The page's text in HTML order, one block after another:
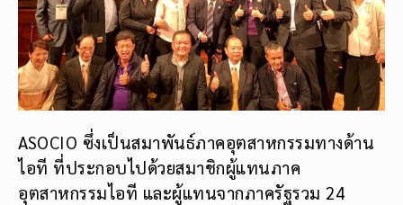
ASOCIO ซึ่งเป็นสมาพันธ์​ภาคอุตสาหกรรม​ทางด้าน
ไอที ที่ประกอบไปด้วยสมาชิกผู้แทนภาค
อุตสาหกรรมไอที และผู้แทนจากภาครัฐรวม 24